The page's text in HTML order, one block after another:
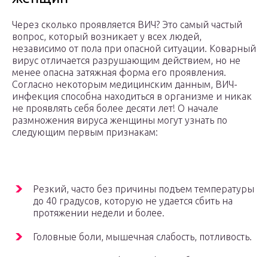
Через сколько проявляется ВИЧ? Это самый частый
вопрос, который возникает у всех людей,
независимо от пола при опасной ситуации. Коварный
вирус отличается разрушающим действием, но не
менее опасна затяжная форма его проявления.
Согласно некоторым медицинским данным, ВИЧ-
инфекция способна находиться в организме и никак
не проявлять себя более десяти лет! О начале
размножения вируса женщины могут узнать по
следующим первым признакам:
Резкий, часто без причины подъем температуры
до 40 градусов, которую не удается сбить на
протяжении недели и более.
Головные боли, мышечная слабость, потливость.